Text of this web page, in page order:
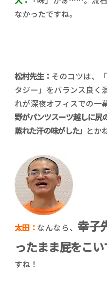
なかったですね。
松村先生： そのコツは、
タジー」をバランス良く
れが深夜オフィスでの一
野がパンツスーツ越しに尻
蒸れた汗の味がした」 とか
太田： なんなら、 幸子
ったまま屁をこ
すね！